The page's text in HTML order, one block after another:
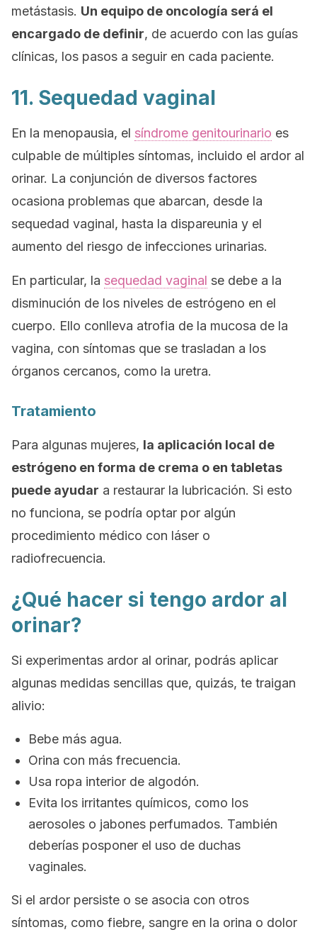
metástasis. Un equipo de oncología será el
encargado de definir, de acuerdo con las guías
clínicas, los pasos a seguir en cada paciente.
11. Sequedad vaginal
En la menopausia, el síndrome genitourinario es
culpable de múltiples síntomas, incluido el ardor al
orinar. La conjunción de diversos factores
ocasiona problemas que abarcan, desde la
sequedad vaginal, hasta la dispareunia y el
aumento del riesgo de infecciones urinarias.
En particular, la sequedad vaginal se debe a la
disminución de los niveles de estrógeno en el
cuerpo. Ello conlleva atrofia de la mucosa de la
vagina, con síntomas que se trasladan a los
órganos cercanos, como la uretra.
Tratamiento
Para algunas mujeres, la aplicación local de
estrógeno en forma de crema o en tabletas
puede ayudar a restaurar la lubricación. Si esto
no funciona, se podría optar por algún
procedimiento médico con láser o
radiofrecuencia.
¿Qué hacer si tengo ardor al
orinar?
Si experimentas ardor al orinar, podrás aplicar
algunas medidas sencillas que, quizás, te traigan
alivio:
Bebe más agua.
Orina con más frecuencia.
Usa ropa interior de algodón.
Evita los irritantes químicos, como los
aerosoles o jabones perfumados. También
deberías posponer el uso de duchas
vaginales.
Si el ardor persiste o se asocia con otros
síntomas, como fiebre, sangre en la orina o dolor